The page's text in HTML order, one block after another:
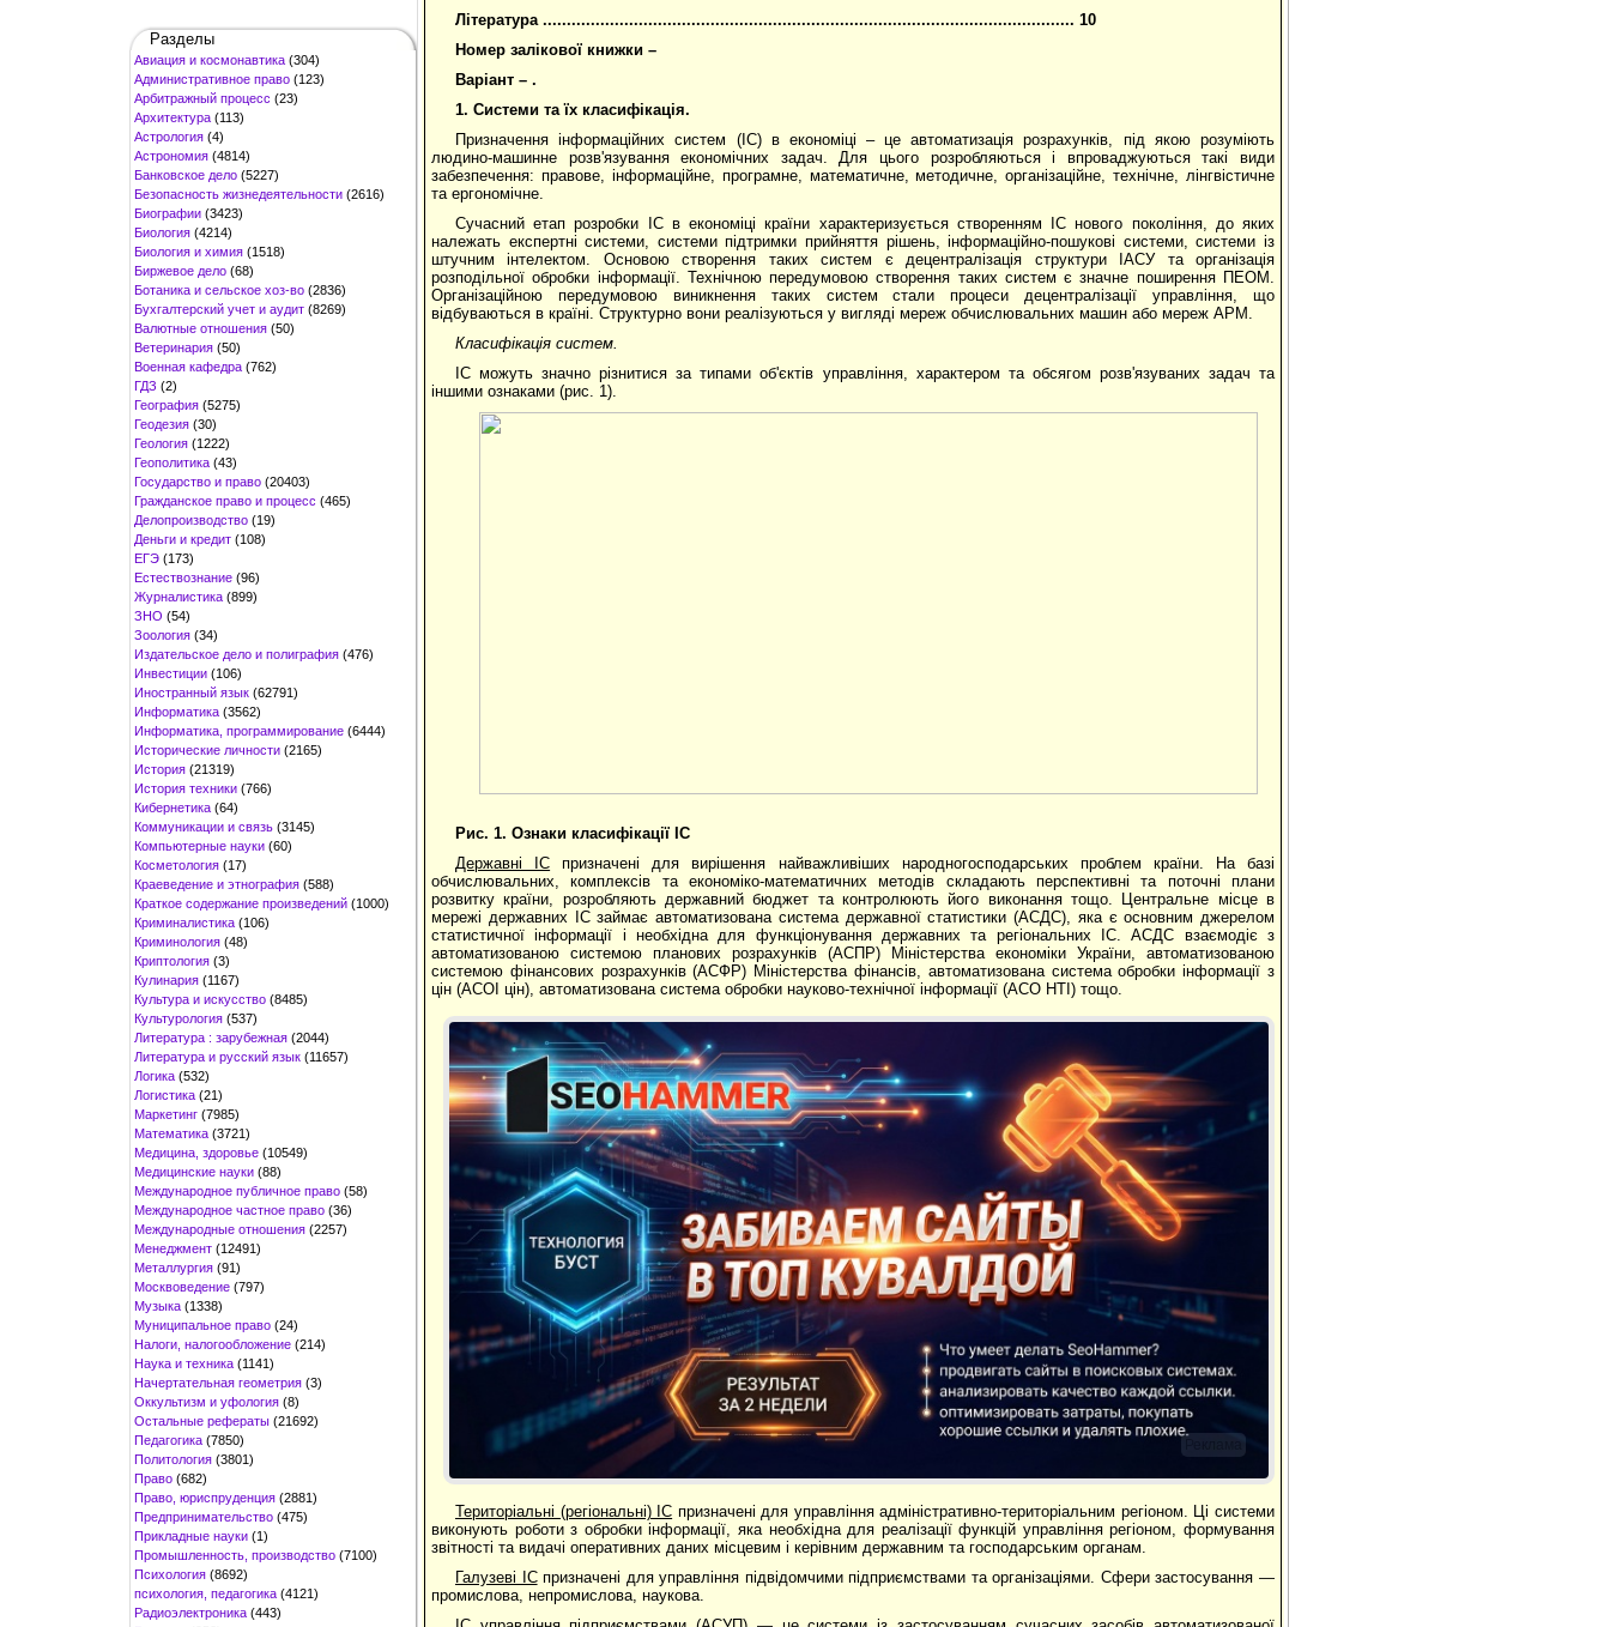
Разделы
Авиация и космонавтика (304)
Административное право (123)
Арбитражный процесс (23)
Архитектура (113)
Астрология (4)
Астрономия (4814)
Банковское дело (5227)
Безопасность жизнедеятельности (2616)
Биографии (3423)
Биология (4214)
Биология и химия (1518)
Биржевое дело (68)
Ботаника и сельское хоз-во (2836)
Бухгалтерский учет и аудит (8269)
Валютные отношения (50)
Ветеринария (50)
Военная кафедра (762)
ГДЗ (2)
География (5275)
Геодезия (30)
Геология (1222)
Геополитика (43)
Государство и право (20403)
Гражданское право и процесс (465)
Делопроизводство (19)
Деньги и кредит (108)
ЕГЭ (173)
Естествознание (96)
Журналистика (899)
ЗНО (54)
Зоология (34)
Издательское дело и полиграфия (476)
Инвестиции (106)
Иностранный язык (62791)
Информатика (3562)
Информатика, программирование (6444)
Исторические личности (2165)
История (21319)
История техники (766)
Кибернетика (64)
Коммуникации и связь (3145)
Компьютерные науки (60)
Косметология (17)
Краеведение и этнография (588)
Краткое содержание произведений (1000)
Криминалистика (106)
Криминология (48)
Криптология (3)
Кулинария (1167)
Культура и искусство (8485)
Культурология (537)
Литература : зарубежная (2044)
Литература и русский язык (11657)
Логика (532)
Логистика (21)
Маркетинг (7985)
Математика (3721)
Медицина, здоровье (10549)
Медицинские науки (88)
Международное публичное право (58)
Международное частное право (36)
Международные отношения (2257)
Менеджмент (12491)
Металлургия (91)
Москвоведение (797)
Музыка (1338)
Муниципальное право (24)
Налоги, налогообложение (214)
Наука и техника (1141)
Начертательная геометрия (3)
Оккультизм и уфология (8)
Остальные рефераты (21692)
Педагогика (7850)
Политология (3801)
Право (682)
Право, юриспруденция (2881)
Предпринимательство (475)
Прикладные науки (1)
Промышленность, производство (7100)
Психология (8692)
психология, педагогика (4121)
Радиоэлектроника (443)
Література ............................................................................................................... 10
Номер залікової книжки –
Варіант – .
1. Системи та їх класифікація.
Призначення інформаційних систем (ІС) в економіці – це автоматизація розрахунків, під якою розуміють
людино-машинне розв'язування економічних задач. Для цього розробляються і впроваджуються такі види
забезпечення: правове, інформаційне, програмне, математичне, методичне, організаційне, технічне, лінгвістичне
та ергономічне.
Сучасний етап розробки ІС в економіці країни характеризується створенням ІС нового покоління, до яких
належать експертні системи, системи підтримки прийняття рішень, інформаційно-пошукові системи, системи із
штучним інтелектом. Основою створення таких систем є децентралізація структури ІАСУ та організація
розподільної обробки інформації. Технічною передумовою створення таких систем є значне поширення ПЕОМ.
Організаційною передумовою виникнення таких систем стали процеси децентралізації управління, що
відбуваються в країні. Структурно вони реалізуються у вигляді мереж обчислювальних машин або мереж АРМ.
Класифікація систем.
ІС можуть значно різнитися за типами об'єктів управління, характе­ром та обсягом розв'язуваних задач та
іншими ознаками (рис. 1).
Рис. 1. Ознаки класифікації ІС
Державні ІС призначені для вирішення найважливіших народногосподарських проблем країни. На базі
обчислювальних, комплексів та економіко-математичних методів складають перспективні та поточні плани
розвитку країни, розробляють державний бюджет та контролюють його виконання тощо. Центральне місце в
мережі державних ІС займає автоматизована система державної статистики (АСДС), яка є основним джерелом
статистичної інфор­мації і необхідна для функціонування державних та регіональних ІС. АСДС взаємодіє з
автоматизованою системою планових розрахунків (АСПР) Міні­стерства економіки України, автоматизованою
системою фінансових розра­хунків (АСФР) Міністерства фінансів, автоматизована система обробки ін­формації з
цін (АСОІ цін), автоматизована система обробки науково-технічної інформації (АСО НТІ) тощо.
Територіальні (регіональні) ІС призначені для управління адміні­стративно-територіальним регіоном. Ці системи
виконують роботи з обробки інформації, яка необхідна для реалізації функцій управління регіоном, формування
звітності та видачі оперативних даних місцевим і керівним державним та господарським органам.
Галузеві ІСпризначені для управління підвідомчими підприємствами та організаціями. Сфери застосування —
промислова, непромислова, наукова.